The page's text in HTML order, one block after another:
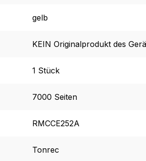
gelb
KEIN Originalprodukt des
1 Stück
7000 Seiten
RMCCE252A
Tonrec